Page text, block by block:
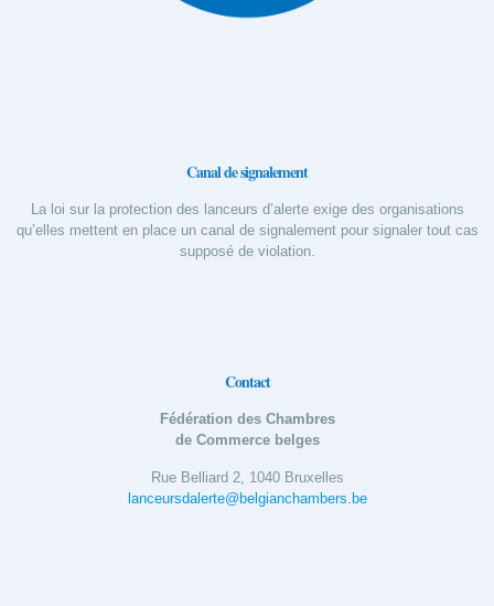
Canal de signalement
La loi sur la protection des lanceurs d’alerte exige des organisations
qu’elles mettent en place un canal de signalement pour signaler tout cas
supposé de violation.
Contact
Fédération des Chambres
de Commerce belges
Rue Belliard 2, 1040 Bruxelles
lanceursdalerte@belgianchambers.be